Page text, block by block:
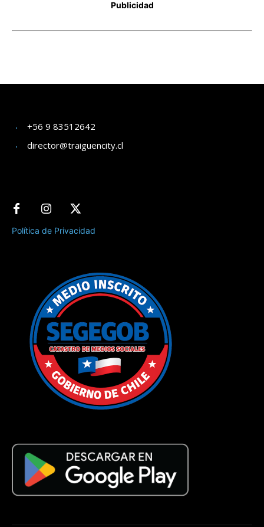
+56 9 83512642
director@traiguencity.cl
Política de Privacidad